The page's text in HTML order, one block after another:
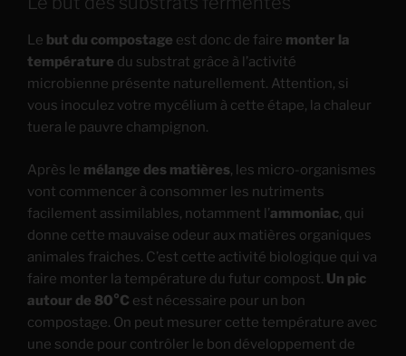
Le but du compostage est donc de faire monter la
température du substrat grâce à l’activité
microbienne présente naturellement. Attention, si
vous inoculez votre mycélium à cette étape, la chaleur
tuera le pauvre champignon.
Après le mélange des matières, les micro-organismes
vont commencer à consommer les nutriments
facilement assimilables, notamment l’ammoniac, qui
donne cette mauvaise odeur aux matières organiques
animales fraiches. C’est cette activité biologique qui va
faire monter la température du futur compost. Un pic
autour de 80°C est nécessaire pour un bon
compostage. On peut mesurer cette température avec
une sonde pour contrôler le bon développement de